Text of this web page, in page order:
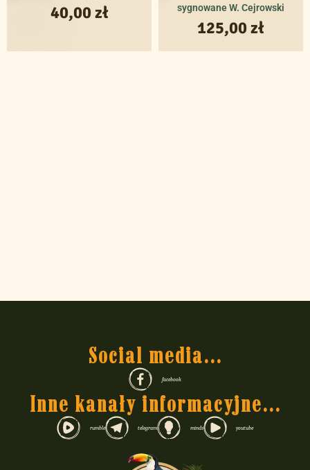
40,00 zł
sygnowane W. Cejrowski
125,00 zł
Social media...
facebook
Inne kanały informacyjne...
rumble telegram minds youtube